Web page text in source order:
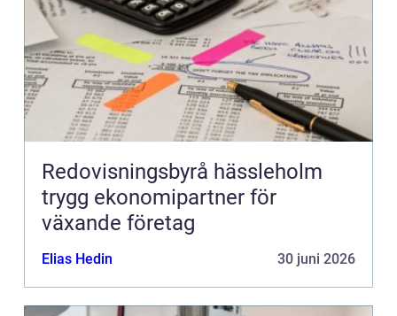
Redovisningsbyrå hässleholm
trygg ekonomipartner för
växande företag
Elias Hedin 30 juni 2026